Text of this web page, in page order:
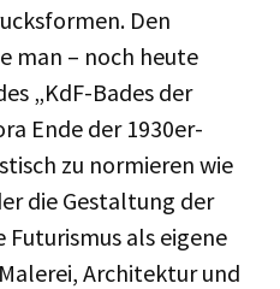
Den
man – noch heute
„KdF-Bades der
Ende der 1930er-
zu normieren wie
die Gestaltung der
Futurismus als eigene
Architektur und